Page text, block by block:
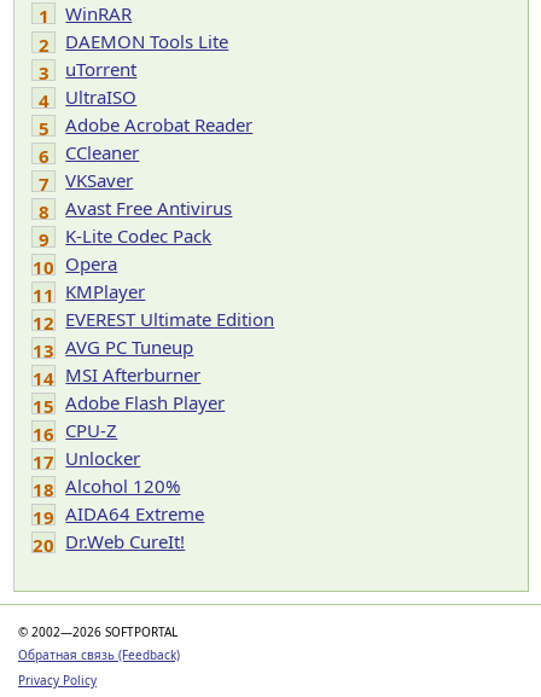
1
WinRAR
2
DAEMON Tools Lite
3
uTorrent
4
UltraISO
5
Adobe Acrobat Reader
6
CCleaner
7
VKSaver
8
Avast Free Antivirus
9
K-Lite Codec Pack
10 Opera
11 KMPlayer
12 EVEREST Ultimate Edition
13 AVG PC Tuneup
14 MSI Afterburner
15 Adobe Flash Player
16 CPU-Z
17 Unlocker
18 Alcohol 120%
19 AIDA64 Extreme
20 Dr.Web CureIt!
© 2002—2026 SOFTPORTAL
Обратная связь (Feedback)
Privacy Policy